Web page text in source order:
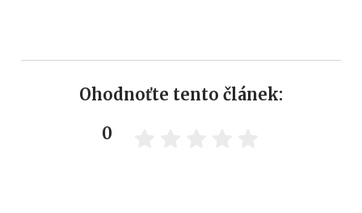
Ohodnoťte tento článek:
0